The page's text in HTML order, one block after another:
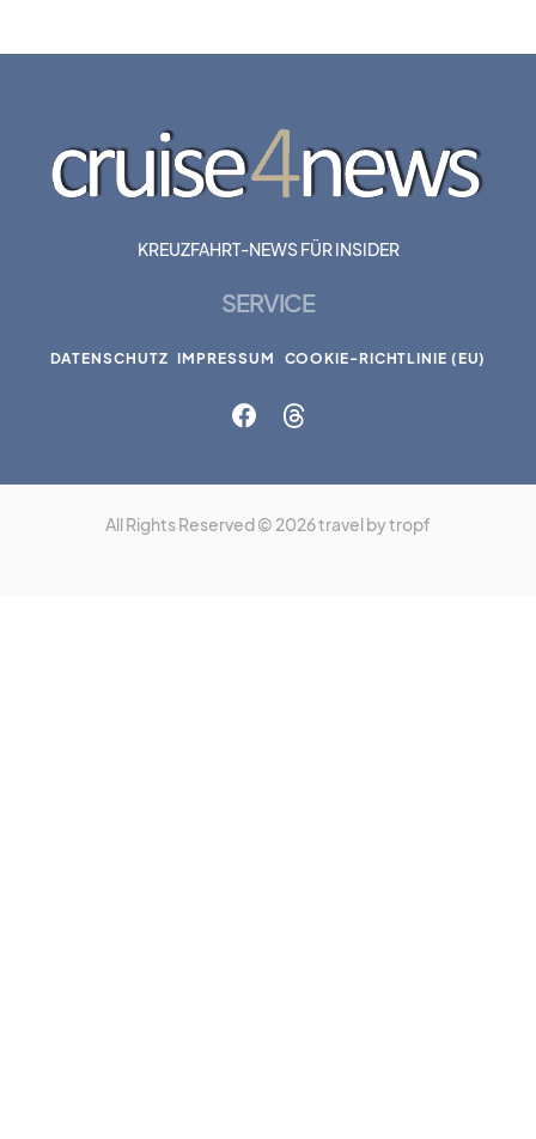
KREUZFAHRT-NEWS FÜR INSIDER
SERVICE
DATENSCHUTZ IMPRESSUM COOKIE-RICHTLINIE (EU)
All Rights Reserved © 2026 travel by tropf